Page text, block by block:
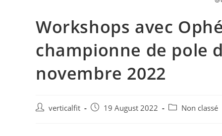
Workshops avec
championne de pole
novembre 2022
Postverticalfit
Post 19 August 2022
Post Non classé